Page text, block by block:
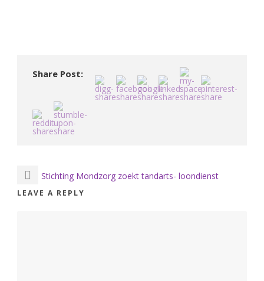
Share Post:
Stichting Mondzorg zoekt tandarts- loondienst
LEAVE A REPLY